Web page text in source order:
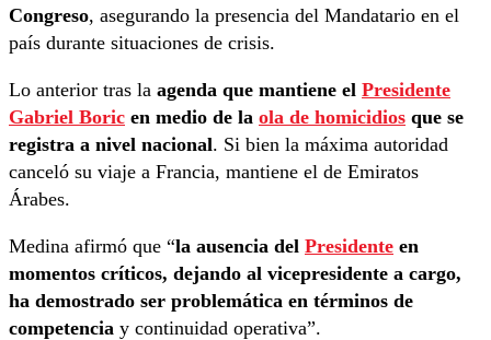
Congreso, asegurando la presencia del Mandatario en el
país durante situaciones de crisis.
Lo anterior tras la agenda que mantiene el Presidente
Gabriel Boric en medio de la ola de homicidios que se
registra a nivel nacional. Si bien la máxima autoridad
canceló su viaje a Francia, mantiene el de Emiratos
Árabes.
Medina afirmó que “la ausencia del Presidente en
momentos críticos, dejando al vicepresidente a cargo,
ha demostrado ser problemática en términos de
competencia y continuidad operativa”.